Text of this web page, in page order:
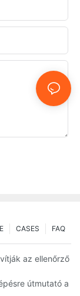
FAQ
CASES
eszközök
az ellenőrző
útmutató a